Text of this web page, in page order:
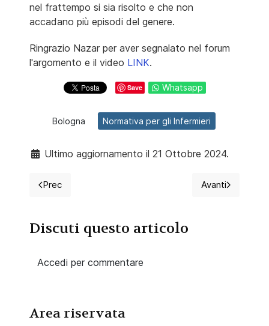
nel frattempo si sia risolto e che non
accadano più episodi del genere.
Ringrazio Nazar per aver segnalato nel forum
l'argomento e il video LINK.
Save Whatsapp
Bologna Normativa per gli Infermieri
Ultimo aggiornamento il 21 Ottobre 2024.
Articolo precedente: L'infermiere e il web 2.0 un
Prec Articolo
Avanti
Discuti questo articolo
Accedi per commentare
Area riservata